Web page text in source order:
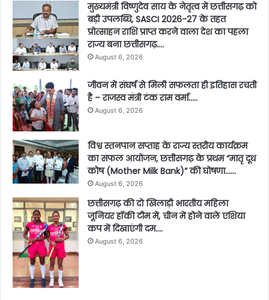
मुख्यमंत्री विष्णुदेव साय के नेतृत्व में छत्तीसगढ़ को
बड़ी उपलब्धि, SASCI 2026-27 के तहत
प्रोत्साहन राशि प्राप्त करने वाला देश का पहला
राज्य बना छत्तीसगढ़….
August 6, 2026
जीवन में संघर्ष से मिली सफलता ही इतिहास रचती
है – राजस्व मंत्री टंक राम वर्मा…..
August 6, 2026
विश्व स्तनपान सप्ताह के राज्य स्तरीय कार्यक्रम
का सफल आयोजन, छत्तीसगढ़ के प्रथम “मातृ दूध
कोष (Mother Milk Bank)” की घोषणा……
August 6, 2026
छत्तीसगढ़ की दो खिलाड़ी भारतीय महिला
जूनियर हॉकी टीम में, चीन में होने वाले एशिया
कप में दिखाएंगी दम….
August 6, 2026